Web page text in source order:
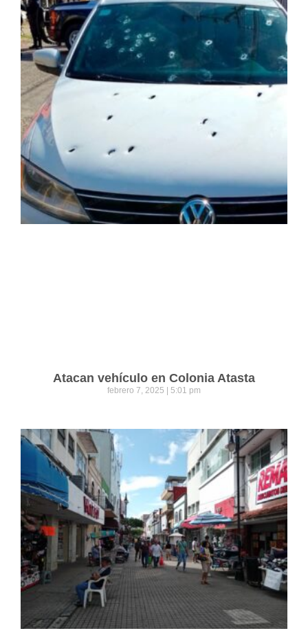
Atacan vehículo en Colonia Atasta
febrero 7, 2025 5:01 pm